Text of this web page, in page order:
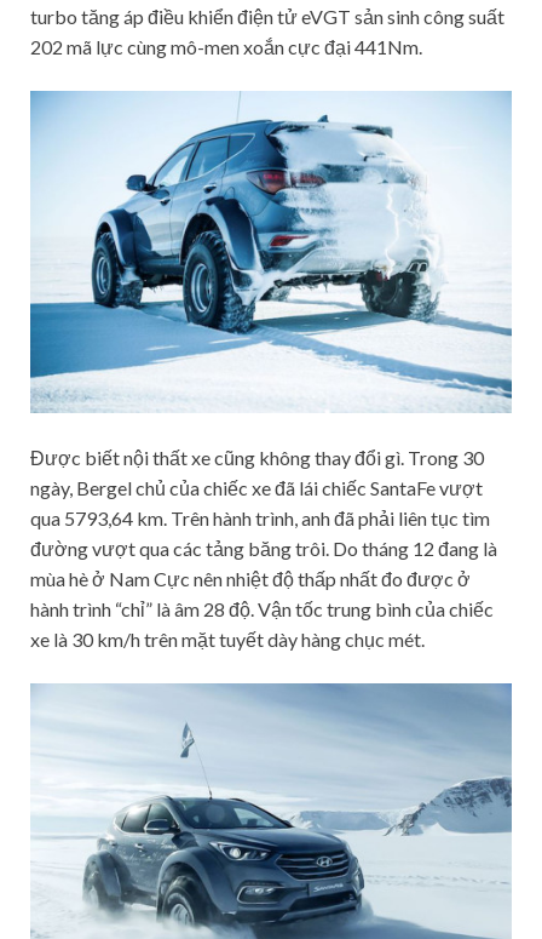
turbo tăng áp điều khiển điện tử eVGT sản sinh công suất
202 mã lực cùng mô-men xoắn cực đại 441Nm.
Được biết nội thất xe cũng không thay đổi gì. Trong 30
ngày, Bergel chủ của chiếc xe đã lái chiếc SantaFe vượt
qua 5793,64 km. Trên hành trình, anh đã phải liên tục tìm
đường vượt qua các tảng băng trôi. Do tháng 12 đang là
mùa hè ở Nam Cực nên nhiệt độ thấp nhất đo được ở
hành trình “chỉ” là âm 28 độ. Vận tốc trung bình của chiếc
xe là 30 km/h trên mặt tuyết dày hàng chục mét.